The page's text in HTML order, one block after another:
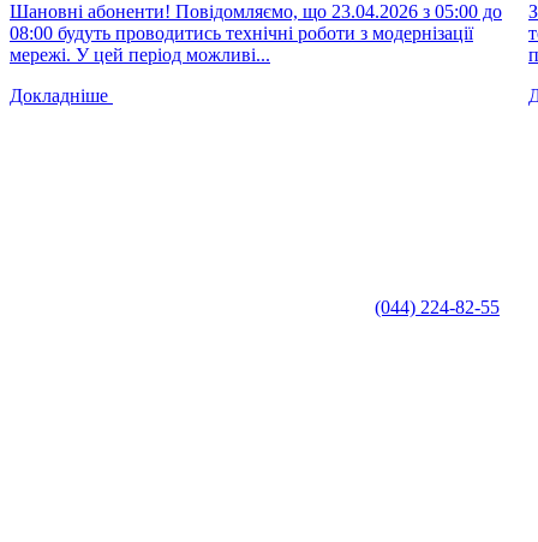
Шановні абоненти! Повідомляємо, що 23.04.2026 з 05:00 до
08:00 будуть проводитись технічні роботи з модернізації
мережі. У цей період можливі...
Докладніше
(044) 224-82-55